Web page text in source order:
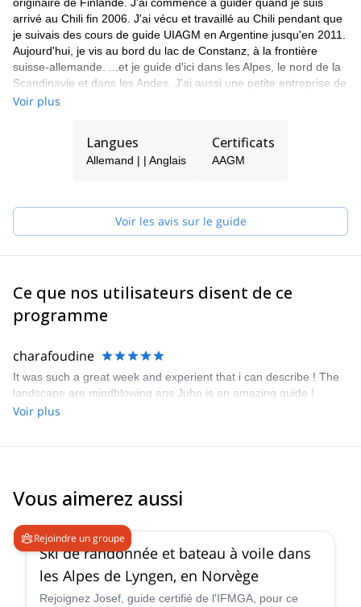
Equipement technique :
Sac à dos 25-35L
Equipement de ski : peaux de randonnée, peaux d'escalade,
crampons de ski, chaussures de ski, bâtons télescopiques
avec grandes plaques.
Equipement de sécurité pour la neige (possibilité de location)
Sous-vêtements fonctionnels
Pantalon de programme
Veste Softshell
Couche intermédiaire / couche d'isolation (polaire ou veste
thermique selon la météo) Chaussettes bien ajustées
Gants chauds
Autres :
Ecran solaire
Crème pour les lèvres SPF 30
collations pour les jours de voyage
programme, la météo et les préférences)
appareil photo
Carte de crédit, argent
arrivé au Chili fin 2006. J'ai vécu et travaillé au Chili pendant que
je suivais des cours de guide UIAGM en Argentine jusqu'en 2011.
Aujourd'hui, je vis au bord du lac de Constanz, à la frontière
suisse-allemande. ...et je guide d'ici dans les Alpes, le nord de la
Scandinavie et dans les Andes. J'ai aussi une petite entreprise de
guides à Constanz.
Voir plus
Langues
Allemand | | Anglais
Certificats
AAGM
Voir les avis sur le guide
Ce que nos utilisateurs disent de ce
programme
charafoudine
It was such a great week and experient that i can describe ! The
landscape are mindblowing ans Juho is an amazing guide !
Voir plus
Vous aimerez aussi
Rejoindre un groupe
Ski de randonnée et bateau à voile dans
les Alpes de Lyngen, en Norvège
Rejoignez Josef, guide certifié de l'IFMGA, pour ce